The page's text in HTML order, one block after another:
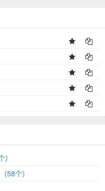
58个）